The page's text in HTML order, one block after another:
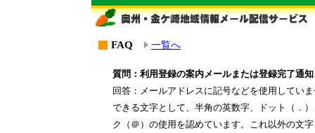
FAQ 一覧へ
質問：利用登録の案内メールまたは登録完了通
回答：メールアドレスに記号などを使用してい
できる文字として、半角の英数字、ドット（．
ク（＠）の使用を認めています。これ以外の文